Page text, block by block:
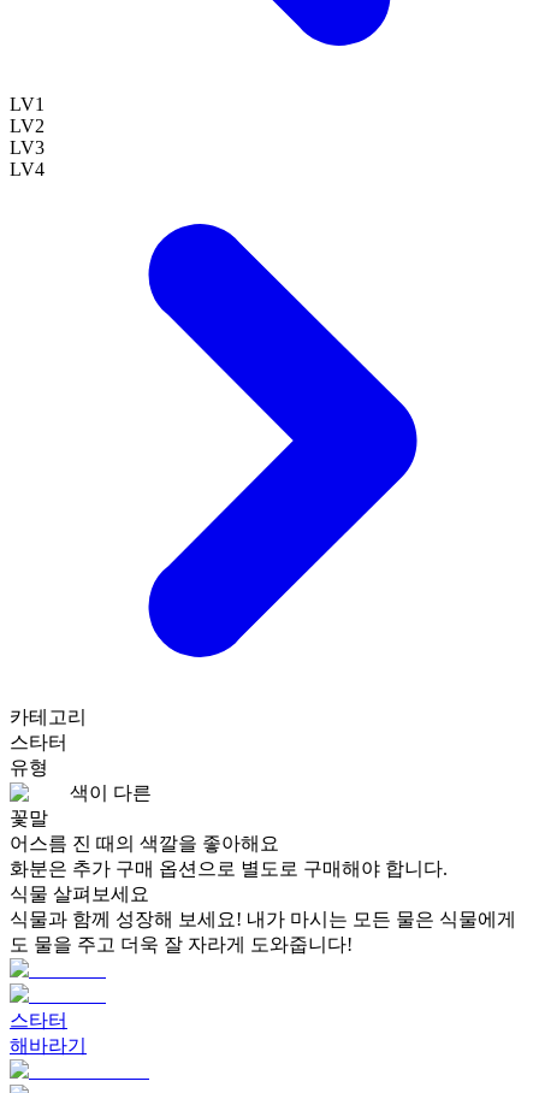
LV1
LV2
LV3
LV4
카테고리
스타터
유형
색이 다른
꽃말
어스름 진 때의 색깔을 좋아해요
화분은 추가 구매 옵션으로 별도로 구매해야 합니다.
식물 살펴보세요
식물과 함께 성장해 보세요! 내가 마시는 모든 물은 식물에게
도 물을 주고 더욱 잘 자라게 도와줍니다!
스타터
해바라기